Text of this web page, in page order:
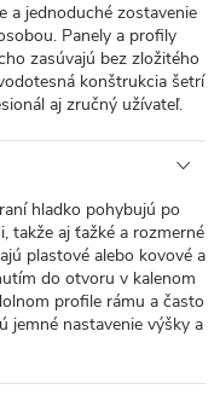
a jednoduché zostavenie
Panely a profily
zasúvajú bez zložitého
konštrukcia šetrí
aj zručný užívateľ.
hladko pohybujú po
takže aj ťažké a rozmerné
plastové alebo kovové a
do otvoru v kalenom
profile rámu a často
jemné nastavenie výšky a